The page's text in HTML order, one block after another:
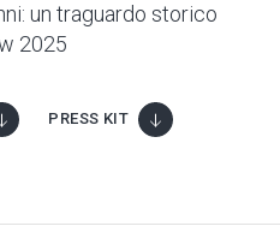
un traguardo storico
2025
PRESS KIT